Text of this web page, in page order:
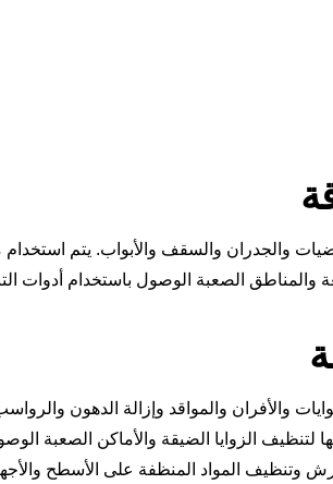
والجدران والسقف والأبواب. يتم
والمناطق الصعبة الوصول باستخدام أدوات
والأفران والمواقد وإزالة الدهون
لتنظيف الزوايا الضيقة والأماكن الصعبة
وتنظيف المواد المنظفة على الأسطح